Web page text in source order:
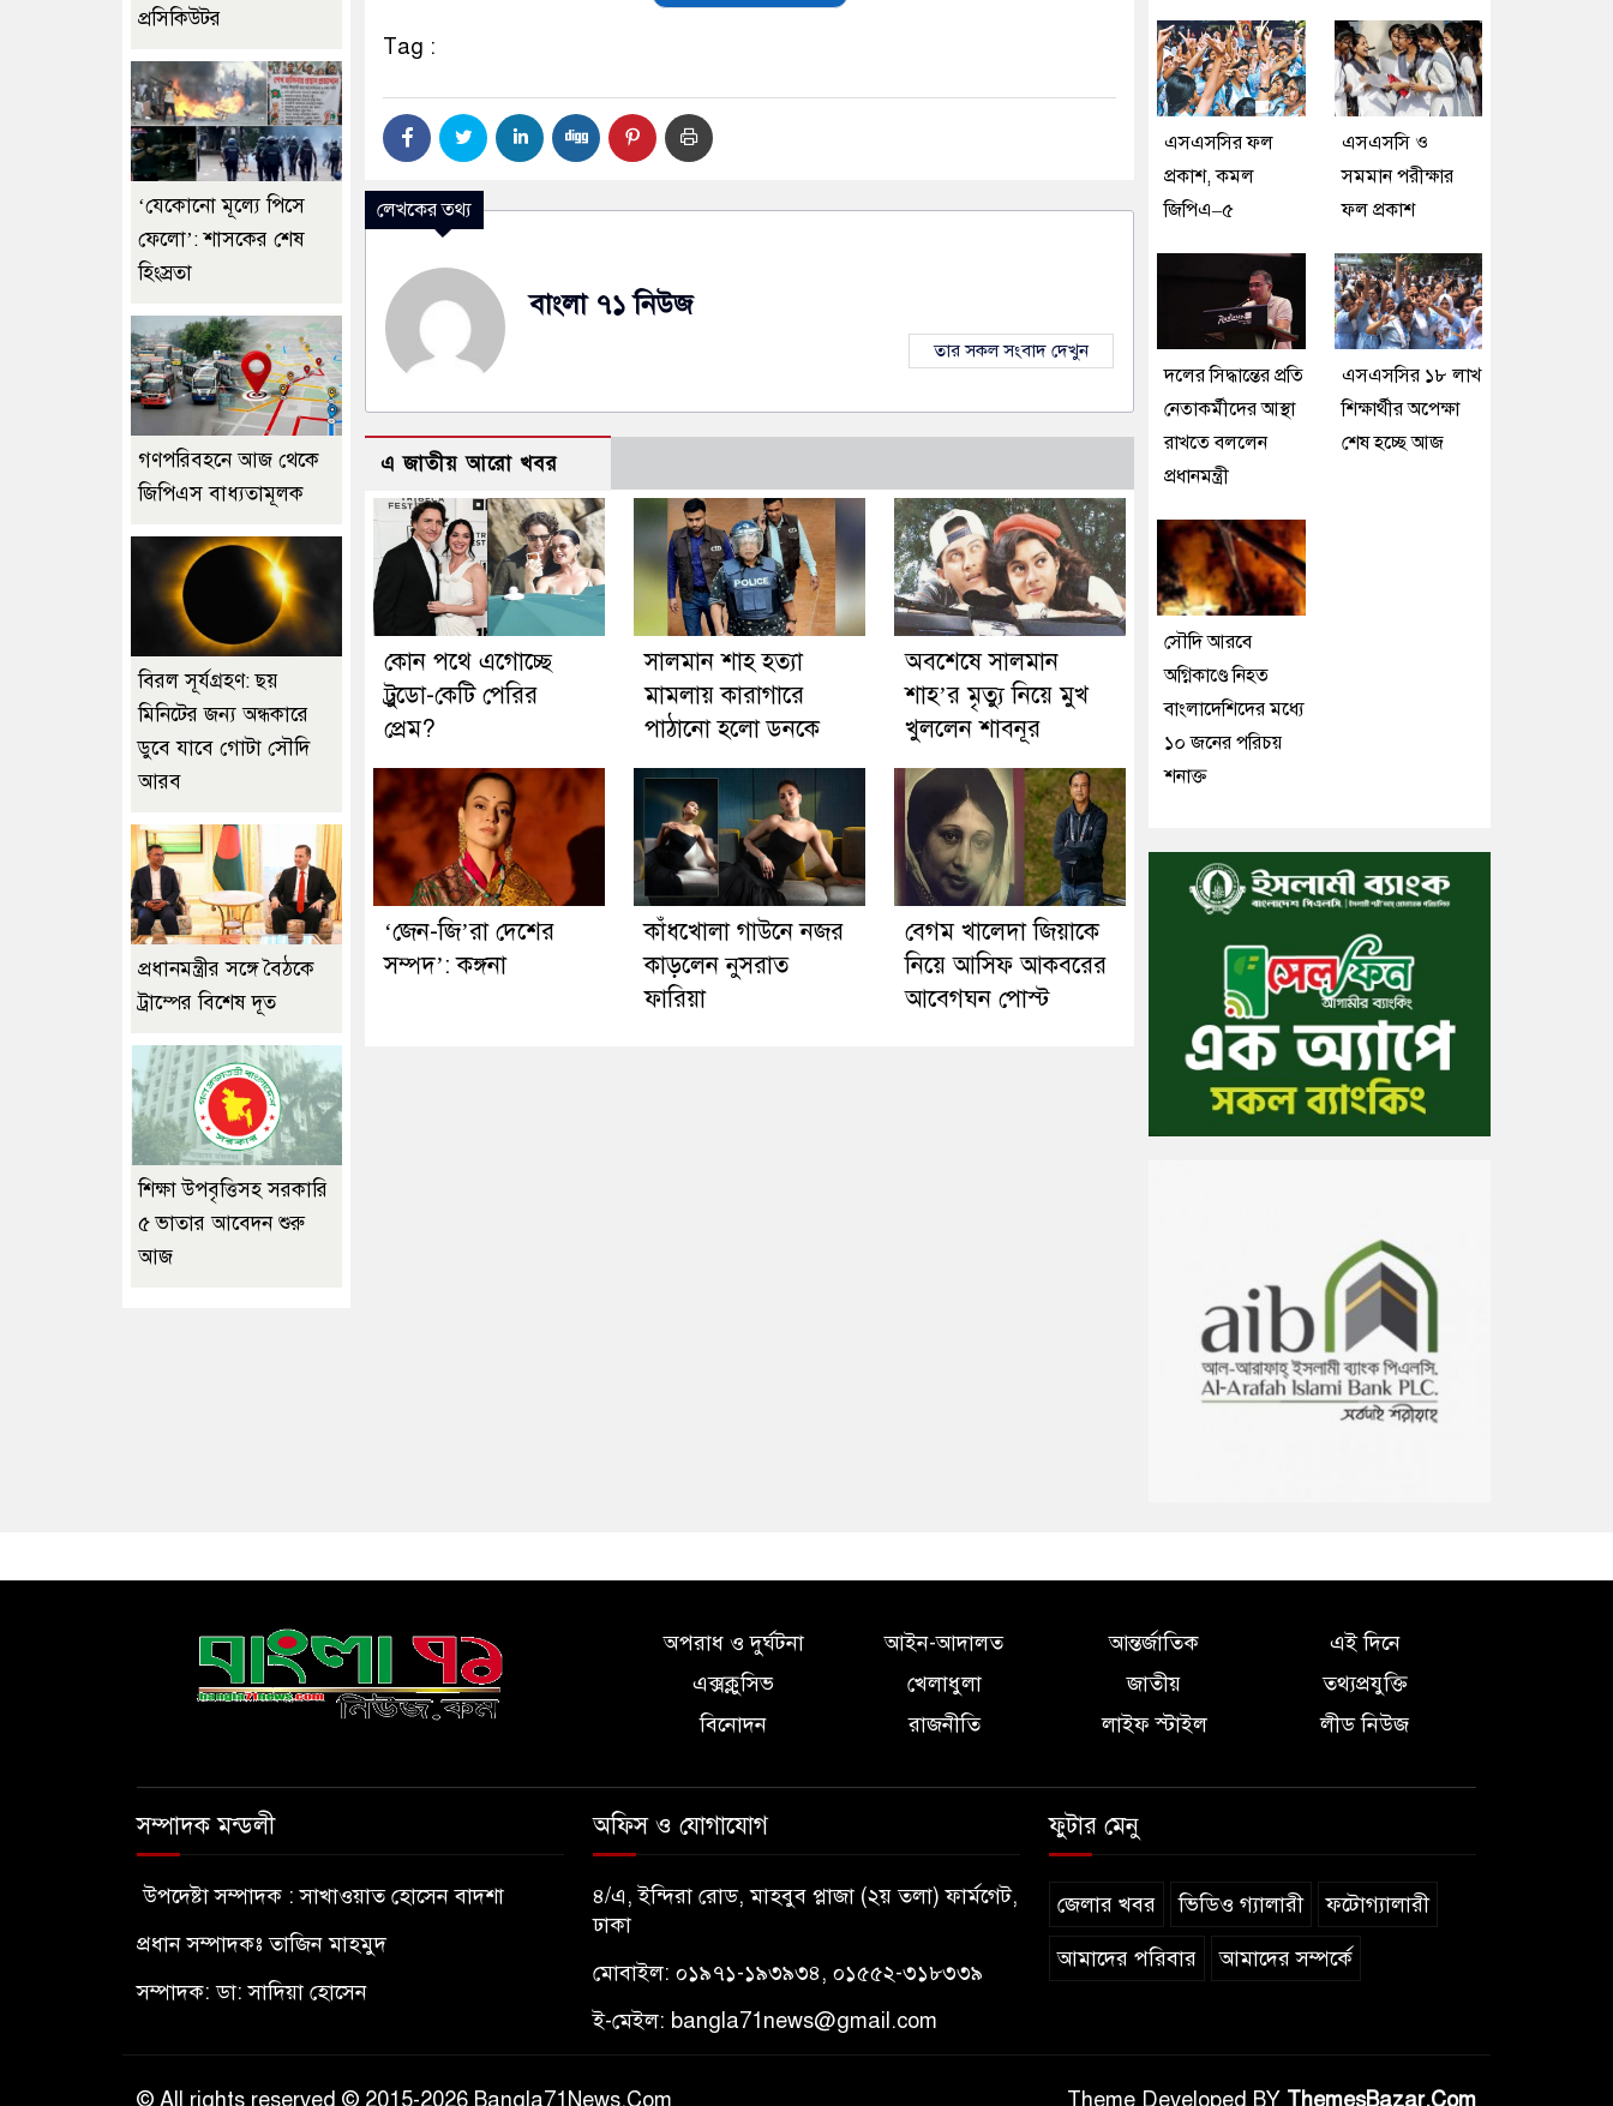
Tag :
লেখকের তথ্য
বাংলা ৭১ নিউজ
তার সকল সংবাদ দেখুন
এ জাতীয় আরো খবর
কোন পথে এগোচ্ছে
ট্রুডো-কেটি পেরির
প্রেম?
সালমান শাহ হত্যা
মামলায় কারাগারে
পাঠানো হলো ডনকে
অবশেষে সালমান
শাহ’র মৃত্যু নিয়ে মুখ
খুললেন শাবনূর
‘জেন-জি’রা দেশের
সম্পদ’: কঙ্গনা
কাঁধখোলা গাউনে নজর
কাড়লেন নুসরাত
ফারিয়া
বেগম খালেদা জিয়াকে
নিয়ে আসিফ আকবরের
আবেগঘন পোস্ট
প্রসিকিউটর
‘যেকোনো মূল্যে পিসে
ফেলো’: শাসকের শেষ
হিংস্রতা
গণপরিবহনে আজ থেকে
জিপিএস বাধ্যতামূলক
বিরল সূর্যগ্রহণ: ছয়
মিনিটের জন্য অন্ধকারে
ডুবে যাবে গোটা সৌদি
আরব
প্রধানমন্ত্রীর সঙ্গে বৈঠকে
ট্রাম্পের বিশেষ দূত
শিক্ষা উপবৃত্তিসহ সরকারি
৫ ভাতার আবেদন শুরু
আজ
এসএসসির ফল
প্রকাশ, কমল
জিপিএ–৫
এসএসসি ও
সমমান পরীক্ষার
ফল প্রকাশ
দলের সিদ্ধান্তের প্রতি
নেতাকর্মীদের আস্থা
রাখতে বললেন
প্রধানমন্ত্রী
এসএসসির ১৮ লাখ
শিক্ষার্থীর অপেক্ষা
শেষ হচ্ছে আজ
সৌদি আরবে
অগ্নিকাণ্ডে নিহত
বাংলাদেশিদের মধ্যে
১০ জনের পরিচয়
শনাক্ত
অপরাধ ও দুর্ঘটনা আইন-আদালত আন্তর্জাতিক
এই দিনে
এক্সক্লুসিভ
খেলাধুলা জাতীয়
তথ্যপ্রযুক্তি
বিনোদন
রাজনীতি লাইফ স্টাইল লীড নিউজ
সম্পাদক মন্ডলী
উপদেষ্টা সম্পাদক : সাখাওয়াত হোসেন বাদশা
প্রধান সম্পাদকঃ তাজিন মাহমুদ
সম্পাদক: ডা: সাদিয়া হোসেন
অফিস ও যোগাযোগ
৪/এ, ইন্দিরা রোড, মাহবুব প্লাজা (২য় তলা) ফার্মগেট,
ঢাকা
মোবাইল: ০১৯৭১-১৯৩৯৩৪, ০১৫৫২-৩১৮৩৩৯
ই-মেইল: bangla71news@gmail.com
ফুটার মেনু
জেলার খবর ভিডিও গ্যালারী ফটোগ্যালারী
আমাদের পরিবার আমাদের সম্পর্কে
© All rights reserved © 2015-2026 Bangla71News.Com Theme Developed BY ThemesBazar.Com